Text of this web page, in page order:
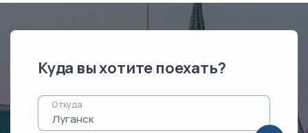
Куда вы хотите поехать?
Откуда